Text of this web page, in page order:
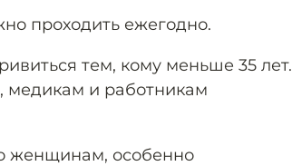
проходить ежегодно.
тем, кому меньше 35 лет.
медикам и работникам
женщинам, особенно